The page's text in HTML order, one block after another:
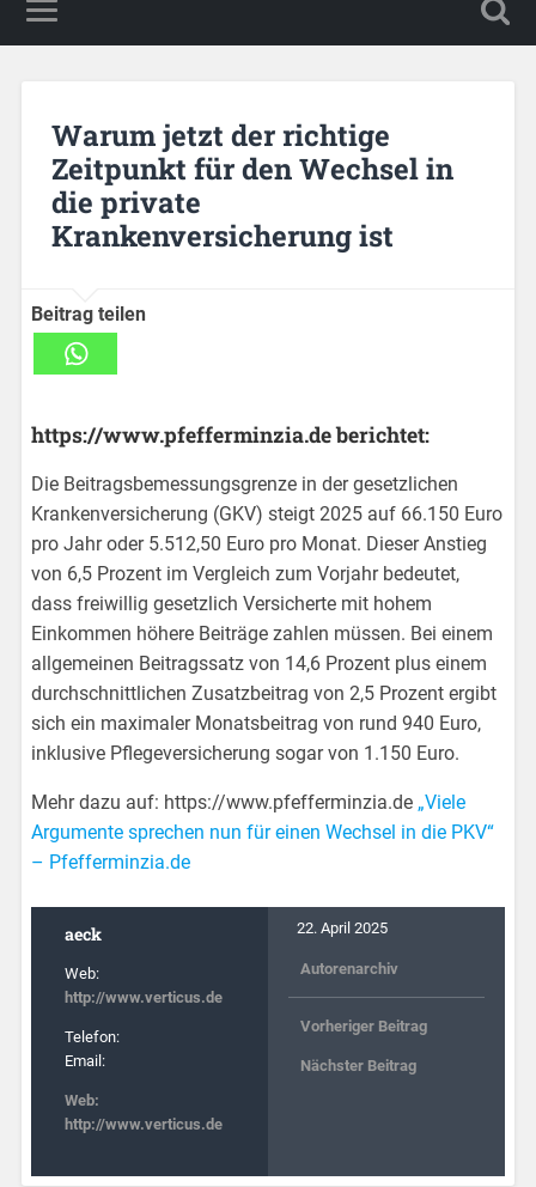
Warum jetzt der richtige
Zeitpunkt für den Wechsel in
die private
Krankenversicherung ist
Beitrag teilen
https://www.pfefferminzia.de berichtet:
Die Beitragsbemessungsgrenze in der gesetzlichen
Krankenversicherung (GKV) steigt 2025 auf 66.150 Euro
pro Jahr oder 5.512,50 Euro pro Monat. Dieser Anstieg
von 6,5 Prozent im Vergleich zum Vorjahr bedeutet,
dass freiwillig gesetzlich Versicherte mit hohem
Einkommen höhere Beiträge zahlen müssen. Bei einem
allgemeinen Beitragssatz von 14,6 Prozent plus einem
durchschnittlichen Zusatzbeitrag von 2,5 Prozent ergibt
sich ein maximaler Monatsbeitrag von rund 940 Euro,
inklusive Pflegeversicherung sogar von 1.150 Euro.
Mehr dazu auf: https://www.pfefferminzia.de „Viele
Argumente sprechen nun für einen Wechsel in die PKV“
– Pfefferminzia.de
aeck
Web:
http://www.verticus.de
Telefon:
Email:
Web:
http://www.verticus.de
22. April 2025
Autorenarchiv
Vorheriger Beitrag
Nächster Beitrag